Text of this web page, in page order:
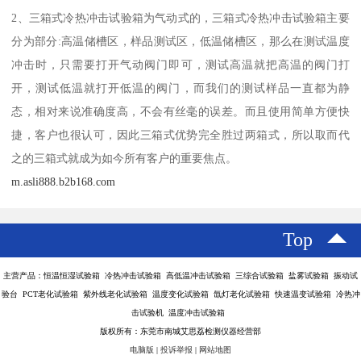
2、三箱式冷热冲击试验箱为气动式的，三箱式冷热冲击试验箱主要
分为部分:高温储槽区，样品测试区，低温储槽区，那么在测试温度
冲击时，只需要打开气动阀门即可，测试高温就把高温的阀门打
开，测试低温就打开低温的阀门，而我们的测试样品一直都为静
态，相对来说准确度高，不会有丝毫的误差。而且使用简单方便快
捷，客户也很认可，因此三箱式优势完全胜过两箱式，所以取而代
之的三箱式就成为如今所有客户的重要焦点。
m.asli888.b2b168.com
Top
主营产品：恒温恒湿试验箱 冷热冲击试验箱 高低温冲击试验箱 三综合试验箱 盐雾试验箱 振动试
验台 PCT老化试验箱 紫外线老化试验箱 温度变化试验箱 氙灯老化试验箱 快速温变试验箱 冷热冲
击试验机 温度冲击试验箱
版权所有：东莞市南城艾思荔检测仪器经营部
电脑版 | 投诉举报 | 网站地图